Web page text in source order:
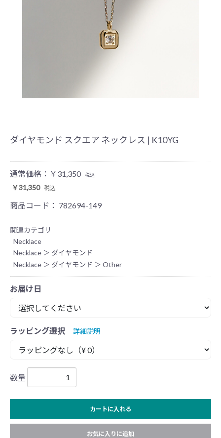
ダイヤモンド スクエア ネックレス | K10YG
通常価格： ￥31,350 税込
￥31,350 税込
商品コード： 782694-149
関連カテゴリ
Necklace
Necklace ＞ ダイヤモンド
Necklace ＞ ダイヤモンド ＞ Other
お届け日
ラッピング選択 詳細説明
数量
カートに入れる
お気に入りに追加